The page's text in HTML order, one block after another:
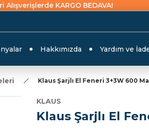
Alışverişlerde KARGO BEDAVA!
Hakkımızda Yardım ve
Klaus Şarjlı El Feneri 3+3W 600
KLAUS
Klaus Şarjlı El